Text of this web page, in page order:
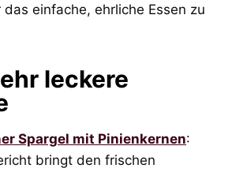
einfache, ehrliche Essen zu
leckere
Spargel mit Pinienkernen:
bringt den frischen